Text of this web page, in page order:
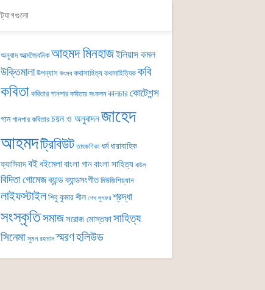
ট্যাগগুলো
অনুবাদ আত্মজৈবনিক আহমদ মিনহাজইলিয়াস কমল
উক্তিমালা উপন্যাস উৎসব কথাসাহিত্য কথাসাহিত্যিক কবি
কবিতা কবিতার গানপার কবিতার সংকলন কালচারকোটেশন্স
গান গানপার কবিতার চয়ন ও অনুবাদনজাহেদ
আহমদট্রিবিউট তাৎক্ষণিকা ধর্ম ধারাবাহিক
ফ্যাসিবাদবইবইমেলাবাংলা গানবাংলা সাহিত্য বাউল
বিদিতা গোমেজব্যান্ডব্যান্ডসংগীত মিউজিশিয়্যান
লাইফস্টাইলশিবু কুমার শীল শেখ লুৎফর শ্রদ্ধা
সংস্কৃতিসমাজসরোজ মোস্তফাসাহিত্য
সিনেমা সুমন রহমান স্মরণহলিউড